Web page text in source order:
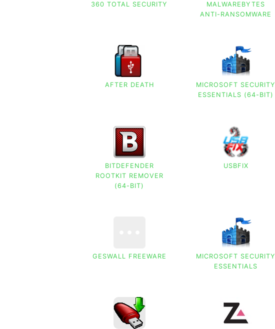
360 TOTAL SECURITY
MALWAREBYTES
ANTI-RANSOMWARE
AFTER DEATH
MICROSOFT SECURITY
ESSENTIALS (64-BIT)
BITDEFENDER
ROOTKIT REMOVER
(64-BIT)
USBFIX
GESWALL FREEWARE
MICROSOFT SECURITY
ESSENTIALS